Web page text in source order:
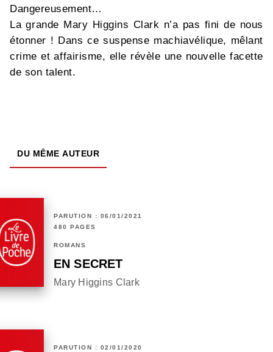
Dangereusement…
La grande Mary Higgins Clark n’a pas fini de nous
étonner ! Dans ce suspense machiavélique, mêlant
crime et affairisme, elle révèle une nouvelle facette
de son talent.
DU MÊME AUTEUR
PARUTION : 06/01/2021
480 PAGES
ROMANS
EN SECRET
Mary Higgins Clark
PARUTION : 02/01/2020